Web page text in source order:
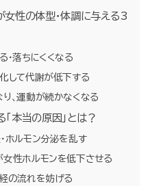
性の体型・体調に与える3
落ちにくくなる
して代謝が低下する
、運動が続かなくなる
本当の原因」とは？
ホルモン分泌を乱す
性ホルモンを低下させる
の流れを妨げる